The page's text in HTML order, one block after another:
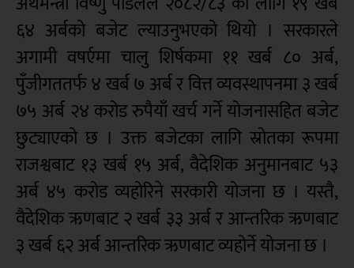
६४ अर्बको बजेट ल्याउनुभएको थियो । सरकारले
अगामी वषर्एमा चालु शिर्षकमा ११ खर्ब ८० अर्ब,
पुँजीगततर्फ ४ खर्ब ७ अर्ब र वित्त व्यवस्थापनमा ३ खर्ब
७५ अर्ब २४ करोड रुपैयाँ खर्च गर्ने योजनासहित बजेट
छुट्याएको छ । उक्त बजेटका लागि स्रोतका रूपमा
राजश्वबाट १३ खर्ब १५ अर्ब, वैदेशिक अनुमानबाट ५३
अर्ब ४५ करोड व्यहोरिने सरकारी योजना छ । यस्तै,
वैदेशिक ऋणबाट २ खर्ब ३३ अर्ब र आन्तरिक ऋणबाट
३ खर्ब ६२ अर्ब आन्तरिक ऋणबाट व्यहोर्ने योजना छ ।